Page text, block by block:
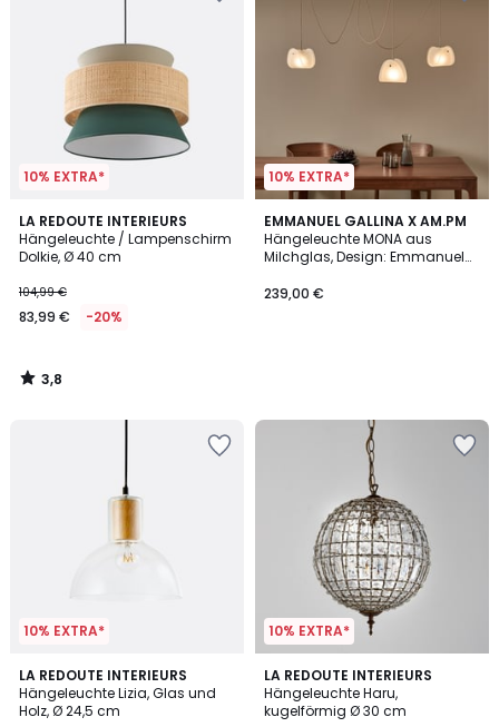
10% EXTRA*
LA REDOUTE INTERIEURS
Hängeleuchte / Lampenschirm
Dolkie, Ø 40 cm
104,99 €
83,99 € -20%
3,8
/ 5
3,8
/
10% EXTRA*
EMMANUEL GALLINA X AM.PM
Hängeleuchte MONA aus
Milchglas, Design: Emmanuel
239,00 €
10% EXTRA*
LA REDOUTE INTERIEURS
Hängeleuchte Lizia, Glas und
Holz, Ø 24,5 cm
4,1
/ 5
10% EXTRA*
LA REDOUTE INTERIEURS
Hängeleuchte Haru,
kugelförmig Ø 30 cm
4,4
/ 5